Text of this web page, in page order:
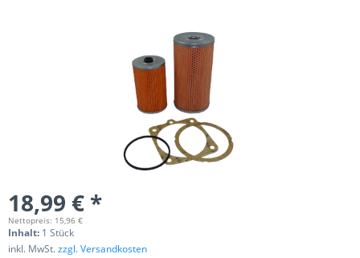
18,99 € *
Nettopreis: 15,96 €
Inhalt: 1 Stück
inkl. MwSt.zzgl. Versandkosten